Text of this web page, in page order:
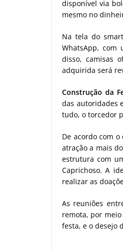
disponível via
mesmo no
Na tela do
WhatsApp, com
disso, camisas
adquirida será
Construção da
das autoridades
tudo, o torcedor
De acordo com
atração a mais
estrutura com
Caprichoso. A
realizar as
As reuniões
remota, por
festa, e o desejo